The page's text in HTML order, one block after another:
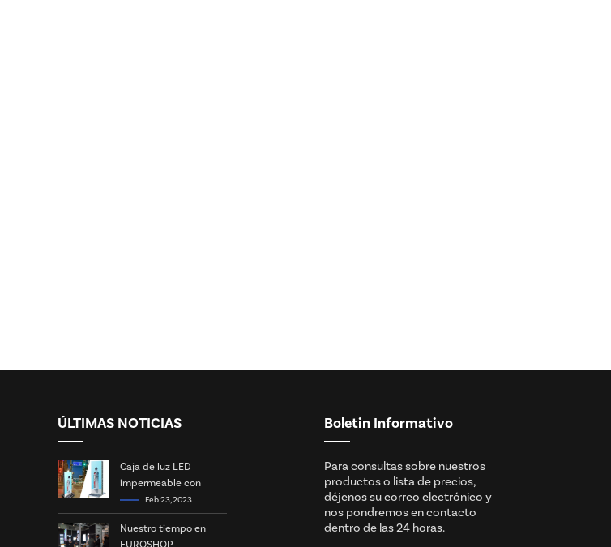
ÚLTIMAS NOTICIAS
Caja de luz LED
impermeable con
energía solar
Feb 23, 2023
Nuestro tiempo en
Boletin Informativo
Para consultas sobre nuestros
productos o lista de precios,
déjenos su correo electrónico y
nos pondremos en contacto
dentro de las 24 horas.